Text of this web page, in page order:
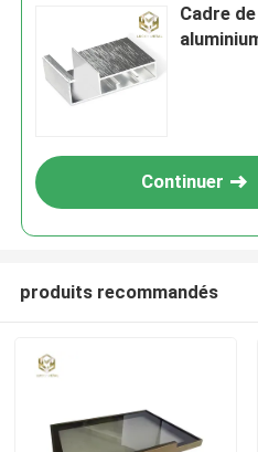
Cadre
Continuer
produits recommandés